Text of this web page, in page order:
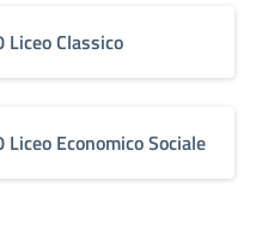
Classico
Economico Sociale